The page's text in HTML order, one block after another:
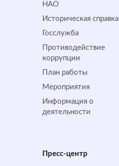
НАО
Историческая справка
Госслужба
Противодействие
коррупции
План работы
Мероприятия
Информация о
деятельности
Пресс-центр